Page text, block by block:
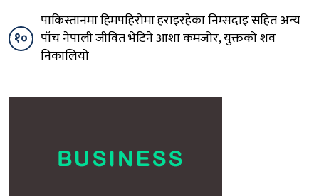
१०
पाकिस्तानमा हिमपहिरोमा हराइरहेका निम्सदाइ सहित अन्य
पाँच नेपाली जीवित भेटिने आशा कमजोर, युक्तको शव
निकालियो